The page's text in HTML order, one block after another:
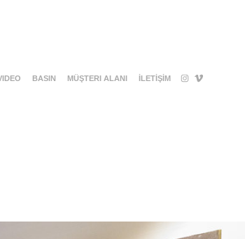
BASIN MÜŞTERI ALANI İLETİŞİM